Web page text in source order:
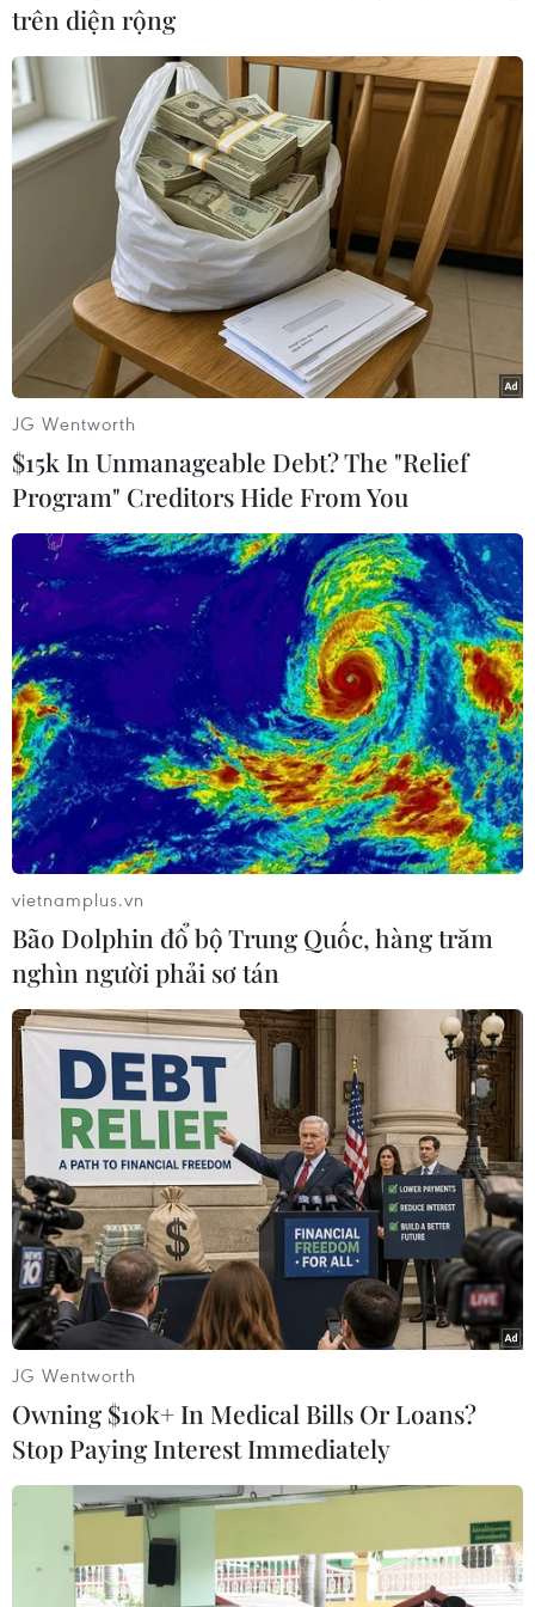
sẽ yêu cầu giảm khoảng 10-15% đối với mức thu
này (xuống còn khoảng 35.000-40.000
đồng/lượt/xe.
Theo thống kê, cả nước hiện có 86 trạm thu phí
BOT do Bộ Giao thông Vận tải quản lý, trong đó
đã có 45 trạm đang và chuẩn bị thu phí./.
(TTXVN/Vietnam+)
#Vé xe khách #Trạm thu phí
#BOT
#Bộ Giao thông Vận tải
#Quốc lộ 1
#Quốc lộ 5
#Giảm phí đường bộ
Theo dõi VietnamPlus
TIN LIÊN QUAN
Đoàn kiểm tra kết luận về doanh thu tại
trạm phí Tào Xuyên mới
31/10/2016 02:32
trên diện rộng
JG Wentworth
$15k In Unmanageable Debt? The "Relief
Program" Creditors Hide From You
vietnamplus.vn
Bão Dolphin đổ bộ Trung Quốc, hàng trăm
nghìn người phải sơ tán
JG Wentworth
Owning $10k+ In Medical Bills Or Loans?
Stop Paying Interest Immediately